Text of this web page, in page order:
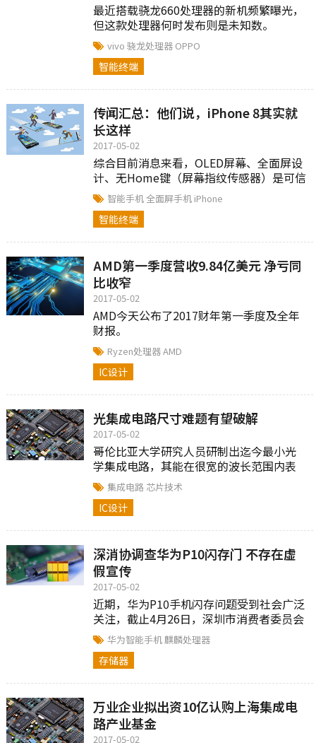
最近搭载骁龙660处理器的新机频繁曝光，
但这款处理器何时发布则是未知数。
vivo骁龙处理器 OPPO
智能终端
传闻汇总：他们说，iPhone 8其实就
长这样
2017-05-02
综合目前消息来看，OLED屏幕、全面屏设
计、无Home键（屏幕指纹传感器）是可信
度比较高的，毕竟综合以前iPhone传闻期
的经验，一些东东说着说着就成...
智能手机全面屏手机 iPhone
智能终端
AMD第一季度营收9.84亿美元 净亏同
比收窄
2017-05-02
AMD今天公布了2017财年第一季度及全年
财报。
Ryzen处理器AMD
IC设计
光集成电路尺寸难题有望破解
2017-05-02
哥伦比亚大学研究人员研制出迄今最小光
学集成电路，其能在很宽的波长范围内表
现出高性能水平，有望彻底改变光通信和
光信号处理等关键技术。
集成电路 芯片技术
IC设计
深消协调查华为P10闪存门 不存在虚
假宣传
2017-05-02
近期，华为P10手机闪存问题受到社会广泛
关注，截止4月26日，深圳市消费者委员会
共接到消费者关于华为P10闪存问题的投诉
32宗。
华为智能手机 麒麟处理器
存储器
万业企业拟出资10亿认购上海集成电
路产业基金
2017-05-02